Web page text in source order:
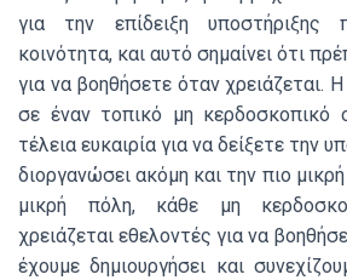
για την επίδειξη
κοινότητα, και αυτό σημαίνει ότι
για να βοηθήσετε όταν χρειάζεται.
σε έναν τοπικό μη κερδοσκοπικό
τέλεια ευκαιρία για να δείξετε την
διοργανώσει ακόμη και την πιο
μικρή πόλη, κάθε μη
χρειάζεται εθελοντές για να
έχουμε δημιουργήσει και